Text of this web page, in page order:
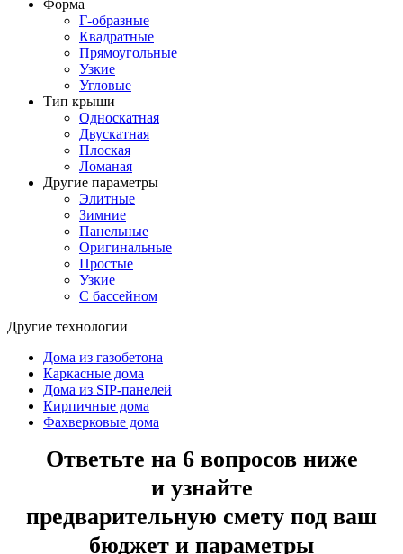
Форма
Г-образные
Квадратные
Прямоугольные
Узкие
Угловые
Тип крыши
Односкатная
Двускатная
Плоская
Ломаная
Другие параметры
Элитные
Зимние
Панельные
Оригинальные
Простые
Узкие
С бассейном
Другие технологии
Дома из газобетона
Каркасные дома
Дома из SIP-панелей
Кирпичные дома
Фахверковые дома
Ответьте на 6 вопросов ниже
и узнайте
предварительную смету под ваш
бюджет и параметры